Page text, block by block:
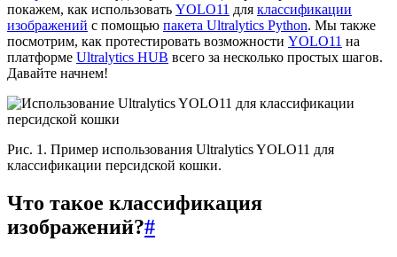
покажем, как использовать YOLO11 для классификации
изображений с помощью пакета Ultralytics Python. Мы также
посмотрим, как протестировать возможности YOLO11 на
платформе Ultralytics HUB всего за несколько простых шагов.
Давайте начнем!
Рис. 1. Пример использования Ultralytics YOLO11 для
классификации персидской кошки.
Что такое классификация
изображений?#